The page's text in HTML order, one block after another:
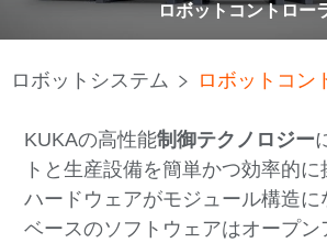
ロボットコントロー
ロボットシステム ロボットコン
KUKAの高性能制御テクノロジー
トと生産設備を簡単かつ効率的に
ハードウェアがモジュール構造に
ベースのソフトウェアはオープン